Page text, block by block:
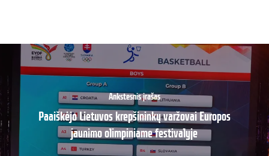
Ankstesnis įrašas
Paaiškėjo Lietuvos krepšininkų varžovai Europos
jaunimo olimpiniame festivalyje